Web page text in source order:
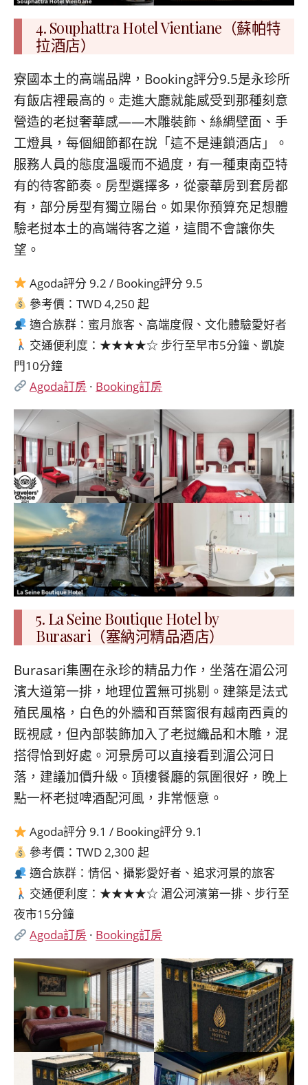
4. Souphattra Hotel Vientiane（蘇帕特
拉酒店）
寮國本土的高端品牌，Booking評分9.5是永珍所
有飯店裡最高的。走進大廳就能感受到那種刻意
營造的老挝奢華感——木雕裝飾、絲綢壁面、手
工燈具，每個細節都在說「這不是連鎖酒店」。
服務人員的態度溫暖而不過度，有一種東南亞特
有的待客節奏。房型選擇多，從豪華房到套房都
有，部分房型有獨立陽台。如果你預算充足想體
驗老挝本土的高端待客之道，這間不會讓你失
望。
Agoda評分 9.2 / Booking評分 9.5
參考價：TWD 4,250 起
適合族群：蜜月旅客、高端度假、文化體驗愛好者
交通便利度：★★★★☆ 步行至早市5分鐘、凱旋
門10分鐘
Agoda訂房 · Booking訂房
5. La Seine Boutique Hotel by
Burasari（塞納河精品酒店）
Burasari集團在永珍的精品力作，坐落在湄公河
濱大道第一排，地理位置無可挑剔。建築是法式
殖民風格，白色的外牆和百葉窗很有越南西貢的
既視感，但內部裝飾加入了老挝織品和木雕，混
搭得恰到好處。河景房可以直接看到湄公河日
落，建議加價升級。頂樓餐廳的氛圍很好，晚上
點一杯老挝啤酒配河風，非常愜意。
Agoda評分 9.1 / Booking評分 9.1
參考價：TWD 2,300 起
適合族群：情侶、攝影愛好者、追求河景的旅客
交通便利度：★★★★☆ 湄公河濱第一排、步行至
夜市15分鐘
Agoda訂房 · Booking訂房